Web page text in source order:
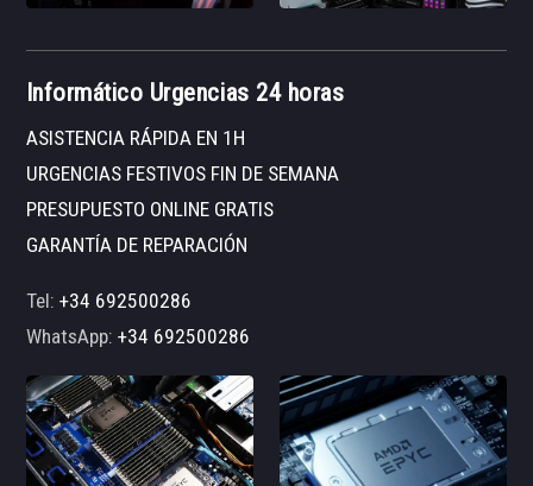
Informático Urgencias 24 horas
ASISTENCIA RÁPIDA EN 1H
URGENCIAS FESTIVOS FIN DE SEMANA
PRESUPUESTO ONLINE GRATIS
GARANTÍA DE REPARACIÓN
Tel:+34 692500286
WhatsApp:+34 692500286